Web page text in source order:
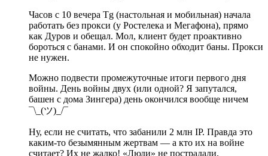
Часов с 10 вечера Tg (настольная и мобильная) начала
работать без прокси (у Ростелека и Мегафона), прямо
как Дуров и обещал. Мол, клиент будет проактивно
бороться с банами. И он спокойно обходит баны. Прокси
не нужен.
Можно подвести промежуточные итоги первого дня
войны. День войны двух (или одной? Я запутался,
башен с дома Зингера) день окончился вообще ничем
¯\_(ツ)_/¯
Ну, если не считать, что забанили 2 млн IP. Правда это
каким-то безымянным жертвам — а кто их на войне
считает? Их не жалко! «Люди» не пострадали.